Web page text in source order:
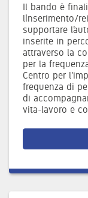
Il bando è
l’inserimento/
supportare
inserite in
attraverso la
per la
Centro per
frequenza di
di
vita-lavoro e